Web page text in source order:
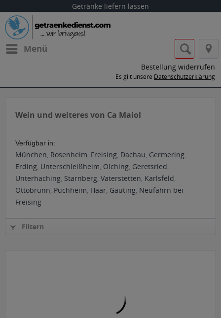
Getränke liefern lassen
Menü
Bestellung widerrufen
Es gilt unsere Datenschutzerklärung
Wein und weiteres von Ca Maiol
Verfügbar in:
München, Rosenheim, Freising, Dachau, Germering,
Erding, Unterschleißheim, Olching, Geretsried,
Unterhaching, Starnberg, Vaterstetten, Karlsfeld,
Ottobrunn, Puchheim, Haar, Gauting, Neufahrn bei
Freising
Filtern